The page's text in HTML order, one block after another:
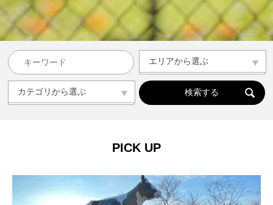
コラム
人気の記事ランキング
メンバー
エリアから選ぶ
エリアから選ぶ
滋賀県
京都府
大阪府
兵庫県
奈良県
和歌山県
その他
カテゴリから選ぶ
カテゴリから選ぶ
ドッグラン
ドッグカフェ
愛犬と旅行
トリミングサロン
動物病院
コラム
PICK UP